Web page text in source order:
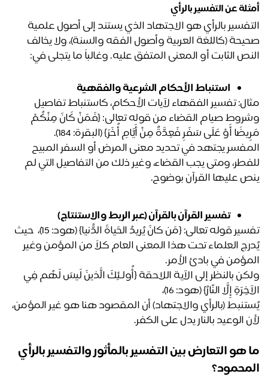
عن التفسير بالرأي
التفسير بالرأي هو الاجتهاد الذي يستند إلى أصول علمية
صحيحة (كاللغة العربية وأصول الفقه والسنة)، ولا يخالف
استنباط الأحكام الشرعية والفقهية
مثال: تفسير الفقهاء لآيات الأحكام، كاستنباط تفاصيل
وشروط صيام القضاء من قوله تعالى: {فَمَنْ كَانَ مِنْكُمْ
أَوْ عَلَى سَفَرٍ فَعِدَّةٌ مِنْ أَيَّامٍ أُخَرَ} (البقرة: 184).
المفسر يجتهد في تحديد معنى المرض أو السفر المبيح
للفطر، ومتى يجب القضاء، وغير ذلك من التفاصيل التي لم
عليها القرآن بوضوح.
تفسير القرآن بالقرآن (عبر الربط والاستنتاج)
تفسير قوله تعالى: {مَن كانَ يُريدُ الحَياةَ الدُّنيا} (هود: 15)،  حيث
يُدرج العلماء تحت هذا المعنى العام كلاً من المؤمن وغير
في بادئ الأمر.
إِلَّا النّارُ} (هود: 16)،
يُستنبط (بالرأي والاجتهاد) أن المقصود هنا هو غير المؤمن،
الوعيد بالنار يدل على الكفر.
ما هو التعارض بين التفسير بالمأثور والتفسير بالرأي